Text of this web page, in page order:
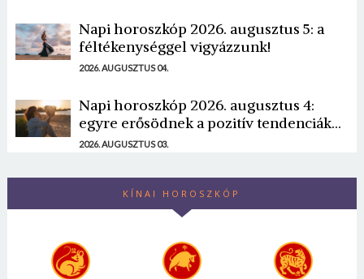
Napi horoszkóp 2026. augusztus 5: a
féltékenységgel vigyázzunk!
2026. AUGUSZTUS 04.
Napi horoszkóp 2026. augusztus 4:
egyre erősödnek a pozitív tendenciák...
2026. AUGUSZTUS 03.
KÍNAI HOROSZKÓP